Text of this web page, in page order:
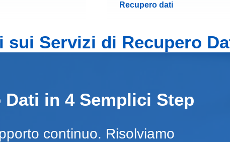
Recupero dati
Servizi di Recupero
in 4 Semplici Step
continuo. Risolviamo